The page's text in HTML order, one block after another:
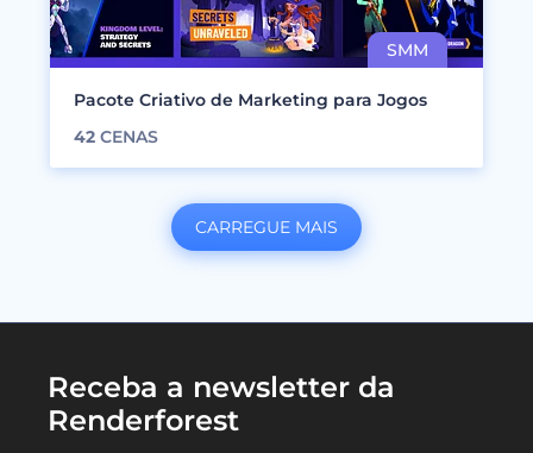
Pacote Criativo de Marketing para Jogos
42 CENAS
CARREGUE MAIS
Receba a newsletter da
Renderforest